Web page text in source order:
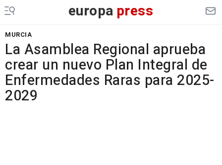
europa press
MURCIA
La Asamblea Regional aprueba
crear un nuevo Plan Integral de
Enfermedades Raras para 2025-
2029